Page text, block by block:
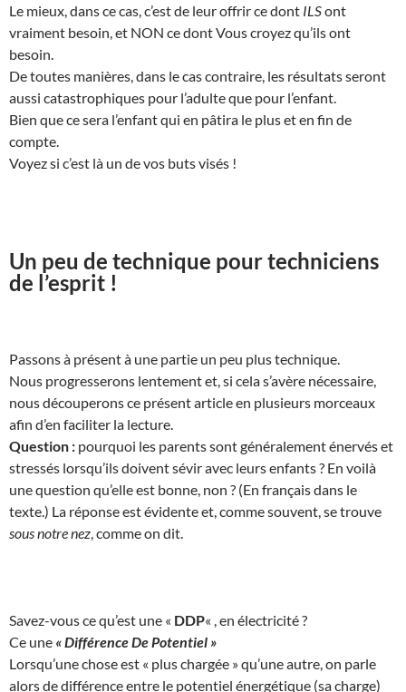
Le mieux, dans ce cas, c’est de leur offrir ce dont ILSont
vraiment besoin, et NON ce dont Vous croyez qu’ils ont
besoin.
De toutes manières, dans le cas contraire, les résultats seront
aussi catastrophiques pour l’adulte que pour l’enfant.
Bien que ce sera l’enfant qui en pâtira le plus et en fin de
compte.
Voyez si c’est là un de vos buts visés !
Un peu de technique pour techniciens
de l’esprit !
Passons à présent à une partie un peu plus technique.
Nous progresserons lentement et, si cela s’avère nécessaire,
nous découperons ce présent article en plusieurs morceaux
afin d’en faciliter la lecture.
Question : pourquoi les parents sont généralement énervés et
stressés lorsqu’ils doivent sévir avec leurs enfants ? En voilà
une question qu’elle est bonne, non ? (En français dans le
texte.) La réponse est évidente et, comme souvent, se trouve
sous notre nez , comme on dit.
Savez-vous ce qu’est une « DDP« , en électricité ?
Ce une « Différence De Potentiel »
Lorsqu’une chose est « plus chargée » qu’une autre, on parle
alors de différence entre le potentiel énergétique (sa charge)